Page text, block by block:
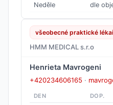
Neděle
dle
všeobecné praktické
HMM MEDICAL s.r.o
Henrieta Mavrogeni
+420234606165 ·
DEN DOP.